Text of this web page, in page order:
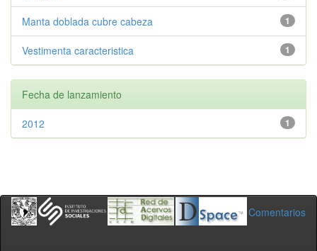
1
Manta doblada cubre cabeza
1
Vestimenta caracteristica
Fecha de lanzamiento
1
2012
Comentarios